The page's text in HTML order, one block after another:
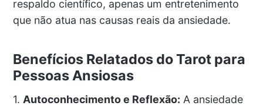
respaldo científico, apenas um entretenimento
que não atua nas causas reais da ansiedade.
Benefícios Relatados do Tarot para
Pessoas Ansiosas
1. Autoconhecimento e Reflexão: A ansiedade